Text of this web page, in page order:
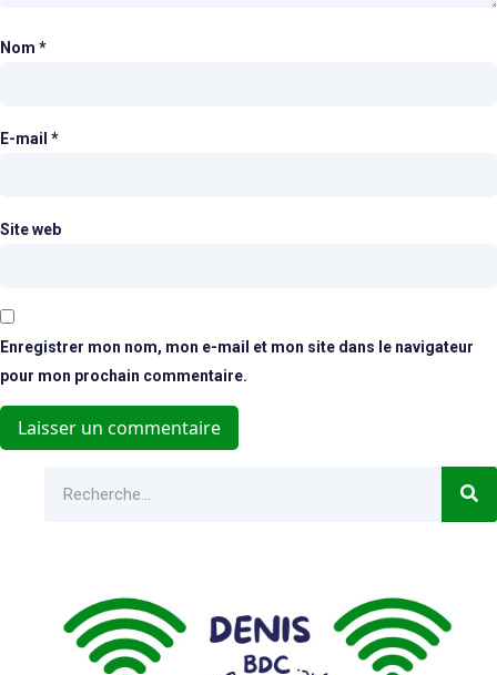
Nom *
E-mail *
Site web
Enregistrer mon nom, mon e-mail et mon site dans le navigateur
pour mon prochain commentaire.